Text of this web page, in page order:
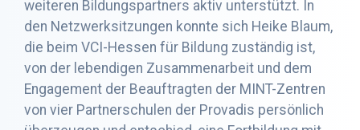
weiteren Bildungspartners aktiv unterstützt. In
den Netzwerksitzungen konnte sich Heike Blaum,
die beim VCI-Hessen für Bildung zuständig ist,
von der lebendigen Zusammenarbeit und dem
Engagement der Beauftragten der MINT-Zentren
von vier Partnerschulen der Provadis persönlich